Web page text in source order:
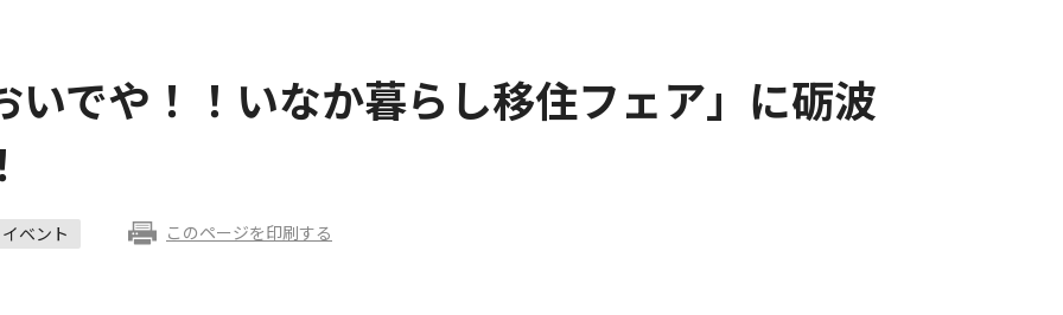
いでや！！いなか暮らし移住フェア」に砺波
イベント このページを印刷する